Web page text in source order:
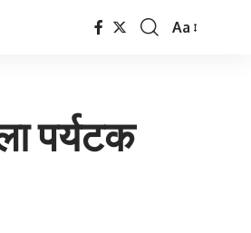
Font
Aa
पर्यटक